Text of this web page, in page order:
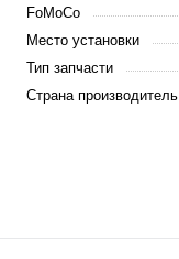
FoMoCo
Место установки
Тип запчасти
Страна производитель